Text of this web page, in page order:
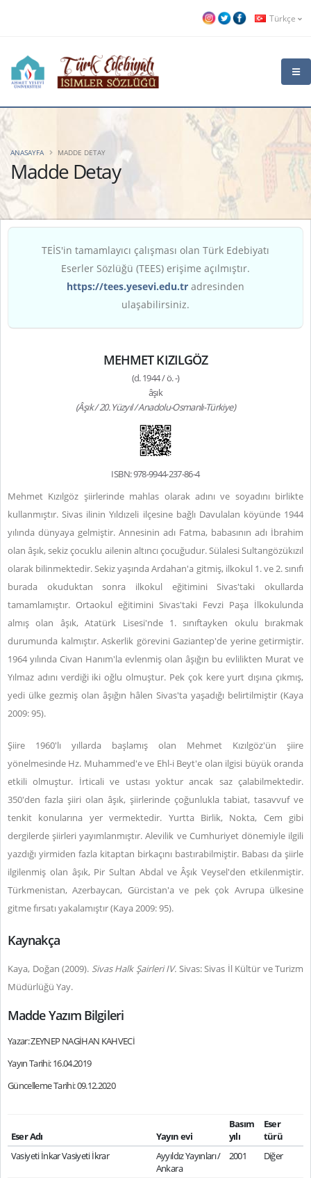
Türkçe
Madde Detay
ANASAYFA MADDE DETAY
TEİS'in tamamlayıcı çalışması olan Türk Edebiyatı
Eserler Sözlüğü (TEES) erişime açılmıştır.
https://tees.yesevi.edu.tr adresinden
ulaşabilirsiniz.
MEHMET KIZILGÖZ
(d. 1944 / ö. -)
âşık
(Âşık / 20. Yüzyıl / Anadolu-Osmanlı-Türkiye)
ISBN: 978-9944-237-86-4
Mehmet Kızılgöz şiirlerinde mahlas olarak adını ve soyadını birlikte
kullanmıştır. Sivas ilinin Yıldızeli ilçesine bağlı Davulalan köyünde 1944
yılında dünyaya gelmiştir. Annesinin adı Fatma, babasının adı İbrahim
olan âşık, sekiz çocuklu ailenin altıncı çocuğudur. Sülalesi Sultangözükızıl
olarak bilinmektedir. Sekiz yaşında Ardahan'a gitmiş, ilkokul 1. ve 2. sınıfı
burada okuduktan sonra ilkokul eğitimini Sivas'taki okullarda
tamamlamıştır. Ortaokul eğitimini Sivas'taki Fevzi Paşa İlkokulunda
almış olan âşık, Atatürk Lisesi'nde 1. sınıftayken okulu bırakmak
durumunda kalmıştır. Askerlik görevini Gaziantep'de yerine getirmiştir.
1964 yılında Civan Hanım'la evlenmiş olan âşığın bu evlilikten Murat ve
Yılmaz adını verdiği iki oğlu olmuştur. Pek çok kere yurt dışına çıkmış,
yedi ülke gezmiş olan âşığın hâlen Sivas'ta yaşadığı belirtilmiştir (Kaya
2009: 95).
Şiire 1960'lı yıllarda başlamış olan Mehmet Kızılgöz'ün şiire
yönelmesinde Hz. Muhammed'e ve Ehl-i Beyt'e olan ilgisi büyük oranda
etkili olmuştur. İrticali ve ustası yoktur ancak saz çalabilmektedir.
350'den fazla şiiri olan âşık, şiirlerinde çoğunlukla tabiat, tasavvuf ve
tenkit konularına yer vermektedir. Yurtta Birlik, Nokta, Cem gibi
dergilerde şiirleri yayımlanmıştır. Alevilik ve Cumhuriyet dönemiyle ilgili
yazdığı yirmiden fazla kitaptan birkaçını bastırabilmiştir. Babası da şiirle
ilgilenmiş olan âşık, Pir Sultan Abdal ve Âşık Veysel'den etkilenmiştir.
Türkmenistan, Azerbaycan, Gürcistan'a ve pek çok Avrupa ülkesine
gitme fırsatı yakalamıştır (Kaya 2009: 95).
Kaynakça
Kaya, Doğan (2009). Sivas Halk Şairleri IV. Sivas: Sivas İl Kültür ve Turizm
Müdürlüğü Yay.
Madde Yazım Bilgileri
Yazar: ZEYNEP NAGİHAN KAHVECİ
Yayın Tarihi: 16.04.2019
Güncelleme Tarihi: 09.12.2020
Eser Adı Yayın evi
Basım
yılı
Eser
türü
Vasiyeti İnkar Vasiyeti İkrar
Ayyıldız Yayınları /
Ankara
2001 Diğer